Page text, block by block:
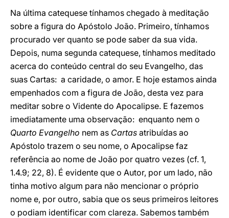
Na última catequese tínhamos chegado à meditação
sobre a figura do Apóstolo João. Primeiro, tínhamos
procurado ver quanto se pode saber da sua vida.
Depois, numa segunda catequese, tínhamos meditado
acerca do conteúdo central do seu Evangelho, das
suas Cartas: a caridade, o amor. E hoje estamos ainda
empenhados com a figura de João, desta vez para
meditar sobre o Vidente do Apocalipse. E fazemos
imediatamente uma observação: enquanto nem o
Quarto Evangelho nem as Cartas atribuídas ao
Apóstolo trazem o seu nome, o Apocalipse faz
referência ao nome de João por quatro vezes (cf. 1,
1.4.9; 22, 8). É evidente que o Autor, por um lado, não
tinha motivo algum para não mencionar o próprio
nome e, por outro, sabia que os seus primeiros leitores
o podiam identificar com clareza. Sabemos também